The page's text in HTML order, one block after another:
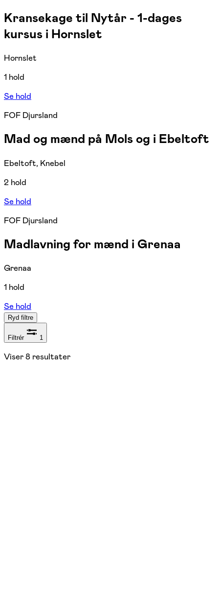
Kransekage til Nytår - 1-dages
kursus i Hornslet
Hornslet
1 hold
Se hold
FOF Djursland
Mad og mænd på Mols og i Ebeltoft
Ebeltoft, Knebel
2 hold
Se hold
FOF Djursland
Madlavning for mænd i Grenaa
Grenaa
1 hold
Se hold
Ryd filtre
Filtrér 1
Viser8 resultater